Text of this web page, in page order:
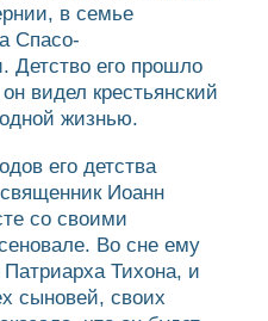
в семье
Спасо-
Детство его прошло
видел крестьянский
жизнью.
его детства
Иоанн
со своими
Во сне ему
Тихона, и
сыновей, своих